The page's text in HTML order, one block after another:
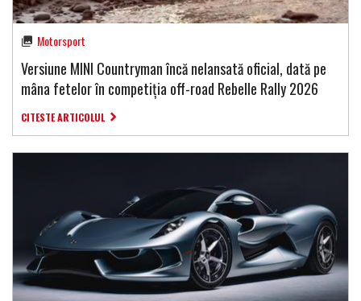
Motorsport
Versiune MINI Countryman încă nelansată oficial, dată pe
mâna fetelor în competiția off-road Rebelle Rally 2026
CITESTE ARTICOLUL